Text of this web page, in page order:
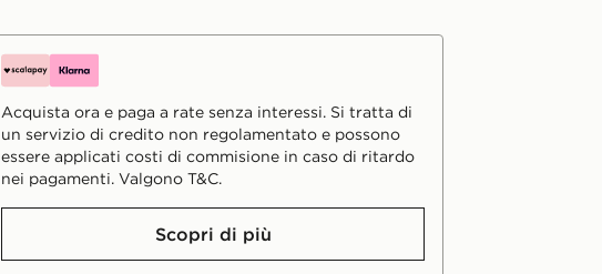
Acquista ora e paga a rate senza interessi. Si tratta di
un servizio di credito non regolamentato e possono
essere applicati costi di commisione in caso di ritardo
nei pagamenti. Valgono T&C.
Scopri di più